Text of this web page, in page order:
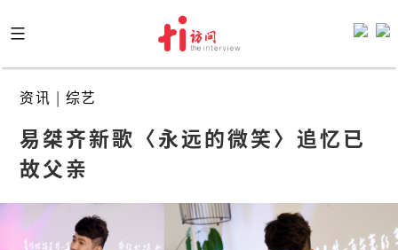
to
content
资讯 | 综艺
易桀齐新歌〈永远的微笑〉追忆已
故父亲